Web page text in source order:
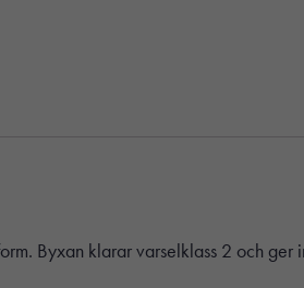
Byxan klarar varselklass 2 och